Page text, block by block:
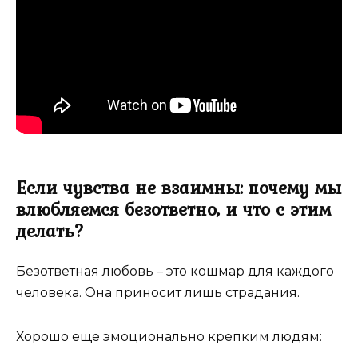
Если чувства не взаимны: почему мы
влюбляемся безответно, и что с этим
делать?
Безответная любовь – это кошмар для каждого
человека. Она приносит лишь страдания.
Хорошо еще эмоционально крепким людям: